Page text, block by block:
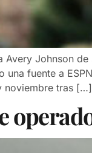
Avery Johnson
una fuente a
noviembre tras […]